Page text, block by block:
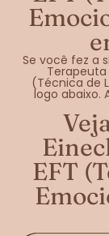
Se você fez a
Terapeuta
(Técnica de
logo abaixo.
EFT